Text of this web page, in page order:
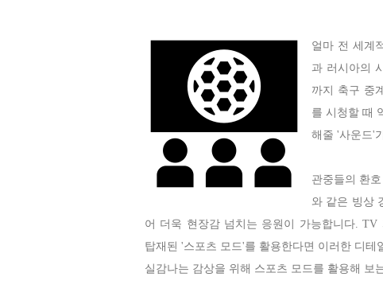
얼마 전 세계
과 러시아의
까지 축구 중
를 시청할 때
해줄 '사운드'
관중들의 환
와 같은 빙상
어 더욱 현장감 넘치는 응원이 가능합니다.
탑재된 '스포츠 모드'를 활용한다면 이러한 디
실감나는 감상을 위해 스포츠 모드를 활용해 보